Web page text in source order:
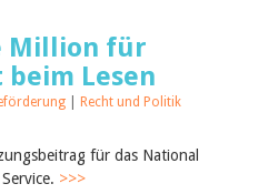
Million für
Lesen
Recht und Politik
für das National
>>>